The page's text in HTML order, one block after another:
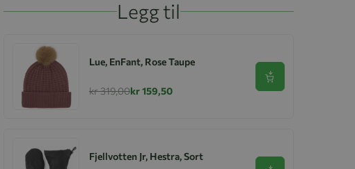
Legg til
Lue, EnFant, Rose Taupe
kr 319,00kr 159,50
Se produkt
Fjellvotten Jr, Hestra, Sort